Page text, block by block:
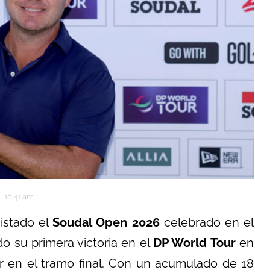
10:41 am
elSoudal Open 2026celebrado en el
su primera victoria en el DP World Touren
en el tramo final. Con un acumulado de 18